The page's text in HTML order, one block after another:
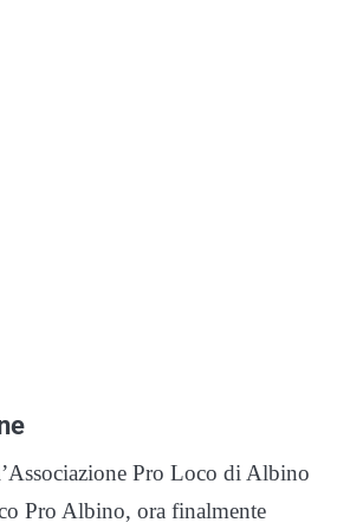
Pro Loco di Albino
Pro Albino, ora finalmente